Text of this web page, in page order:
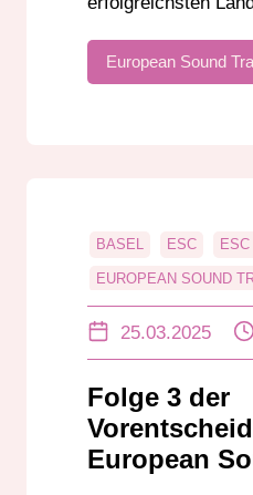
European Sound
BASEL ESC
EUROPEAN SOUND
NORWEGEN
25.03.2025
Folge 3 der
European